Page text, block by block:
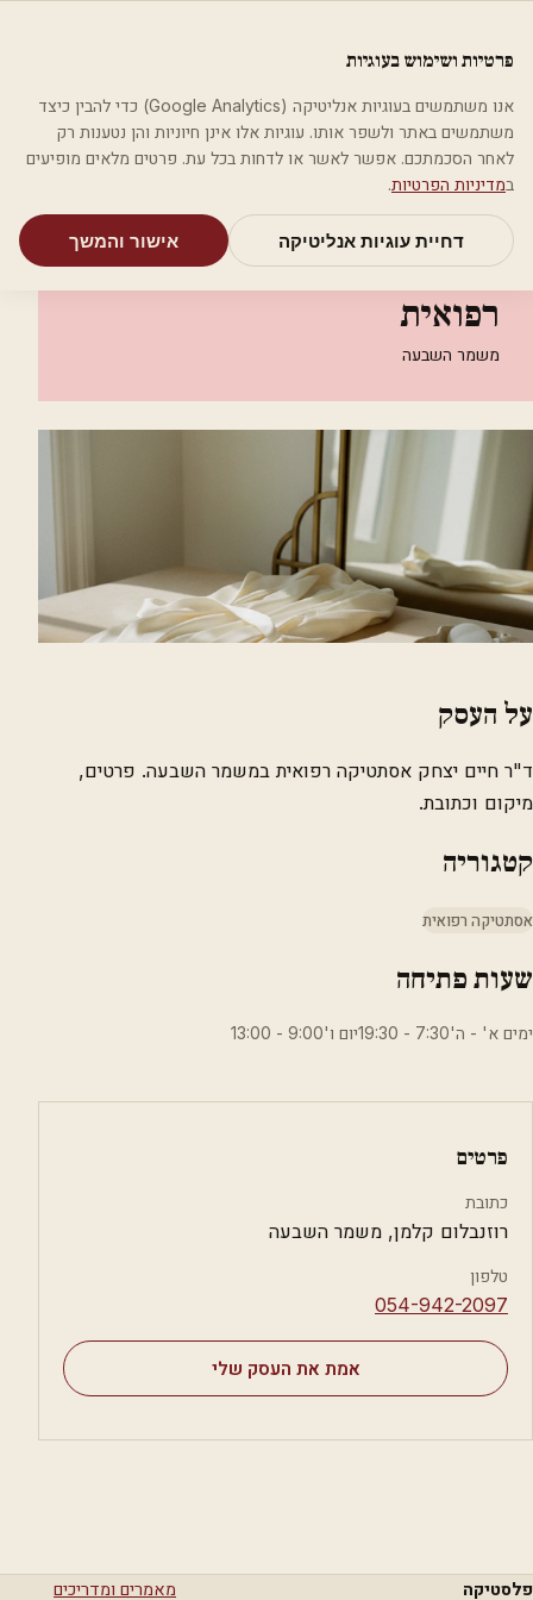
מאמריםקטגוריותחיפושאודות
בית קטגוריות
אסתטיקה רפואית
ד"ר חיים יצחק אסתטיקה רפואית
ד"ר חיים יצחק אסתטיקה
רפואית
משמר השבעה
על העסק
ד"ר חיים יצחק אסתטיקה רפואית במשמר השבעה. פרטים,
מיקום וכתובת.
קטגוריה
אסתטיקה רפואית
שעות פתיחה
ימים א' - ה'7:30 - 19:30יום ו'9:00 - 13:00
פרטים
כתובת
רוזנבלום קלמן, משמר השבעה
טלפון
⁦054-942-2097⁩
אמת את העסק שלי
פלסטיקה מאמרים ומדריכים
פרטיות ושימוש בעוגיות
אנו משתמשים בעוגיות אנליטיקה (Google Analytics) כדי להבין כיצד
משתמשים באתר ולשפר אותו. עוגיות אלו אינן חיוניות והן נטענות רק
לאחר הסכמתכם. אפשר לאשר או לדחות בכל עת. פרטים מלאים מופיעים
במדיניות הפרטיות.
דחיית עוגיות אנליטיקה אישור והמשך